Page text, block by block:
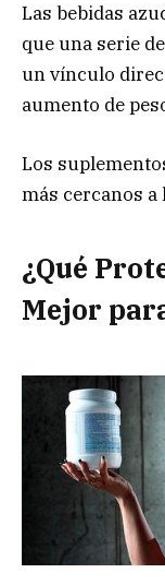
Las bebidas
que una serie
un vínculo
aumento de
Los
más cercanos
¿Qué
Mejor